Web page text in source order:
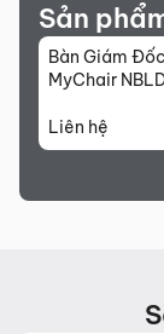
Sản
Bàn Giám
MyChair
Liên hệ